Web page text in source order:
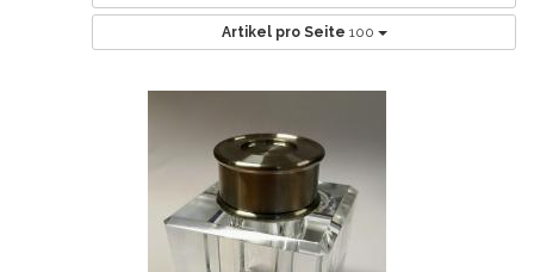
Artikel pro Seite 100